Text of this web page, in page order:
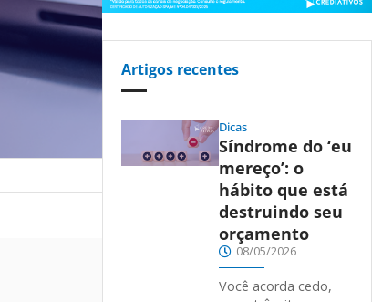
Artigos recentes
Dicas
Síndrome do ‘eu
mereço’: o
hábito que está
destruindo seu
orçamento
08/05/2026
Você acorda cedo,